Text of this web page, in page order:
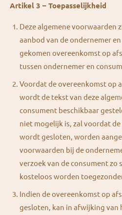
Artikel 3 – Toepasselijkheid
Deze algemene voorwaarden
aanbod van de ondernemer
gekomen overeenkomst op
tussen ondernemer en
Voordat de overeenkomst op
wordt de tekst van deze
consument beschikbaar
niet mogelijk is, zal voordat
wordt gesloten, worden
voorwaarden bij de
verzoek van de consument zo
kosteloos worden
Indien de overeenkomst op
gesloten, kan in afwijking